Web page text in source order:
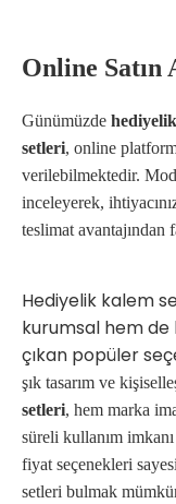
Online Satın
Günümüzde
setleri, online
verilebilmektedir.
inceleyerek,
teslimat avantajından
Hediyelik kalem
kurumsal hem de
çıkan popüler
şık tasarım ve
setleri, hem marka
süreli kullanım
fiyat seçenekleri
setleri bulmak